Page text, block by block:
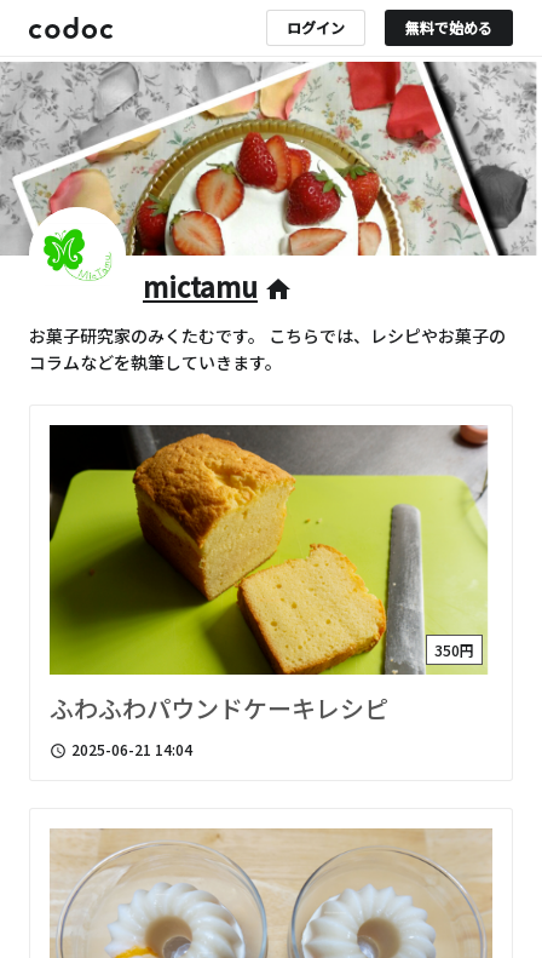
ログイン 無料で始める
mictamu home
お菓子研究家のみくたむです。 こちらでは、レシピやお菓子の
コラムなどを執筆していきます。
350円
ふわふわパウンドケーキレシピ
access_time 2025-06-21 14:04